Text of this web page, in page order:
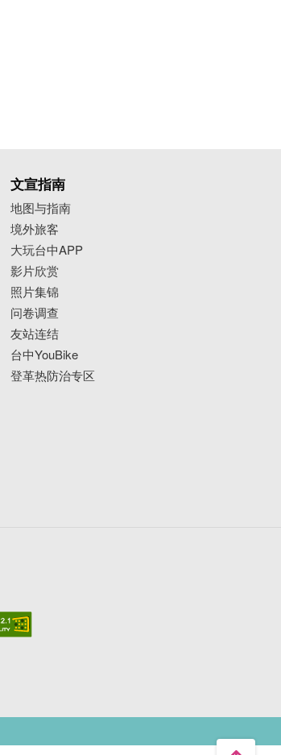
文宣指南
地图与指南
境外旅客
大玩台中APP
影片欣赏
照片集锦
问卷调查
友站连结
台中YouBike
登革热防治专区